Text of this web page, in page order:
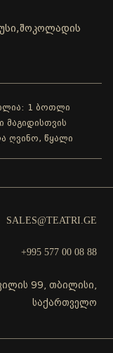
1 ბოთლი
მაგიდისთვის
ღვინო, წყალი
SALES@TEATRI.GE
+995 577 00 08 88
99, თბილისი,
საქართველო